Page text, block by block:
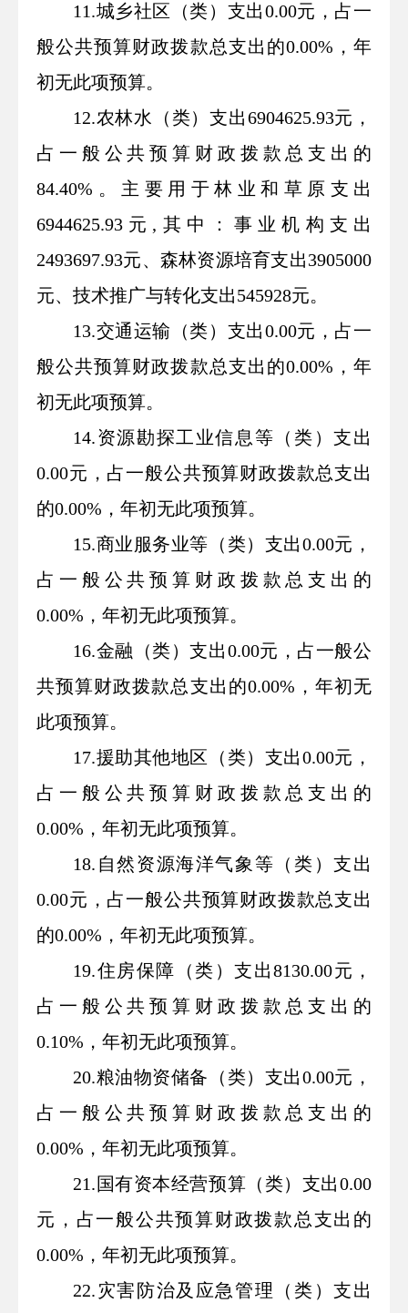
11.城乡社区（类）支出0.00元，占一
般公共预算财政拨款总支出的0.00%，年
初无此项预算。
12.农林水（类）支出6904625.93元，
占一般公共预算财政拨款总支出的
84.40%。主要用于林业和草原支出
6944625.93元,其中：事业机构支出
2493697.93元、森林资源培育支出3905000
元、技术推广与转化支出545928元。
13.交通运输（类）支出0.00元，占一
般公共预算财政拨款总支出的0.00%，年
初无此项预算。
14.资源勘探工业信息等（类）支出
0.00元，占一般公共预算财政拨款总支出
的0.00%，年初无此项预算。
15.商业服务业等（类）支出0.00元，
占一般公共预算财政拨款总支出的
0.00%，年初无此项预算。
16.金融（类）支出0.00元，占一般公
共预算财政拨款总支出的0.00%，年初无
此项预算。
17.援助其他地区（类）支出0.00元，
占一般公共预算财政拨款总支出的
0.00%，年初无此项预算。
18.自然资源海洋气象等（类）支出
0.00元，占一般公共预算财政拨款总支出
的0.00%，年初无此项预算。
19.住房保障（类）支出8130.00元，
占一般公共预算财政拨款总支出的
0.10%，年初无此项预算。
20.粮油物资储备（类）支出0.00元，
占一般公共预算财政拨款总支出的
0.00%，年初无此项预算。
21.国有资本经营预算（类）支出0.00
元，占一般公共预算财政拨款总支出的
0.00%，年初无此项预算。
22.灾害防治及应急管理（类）支出